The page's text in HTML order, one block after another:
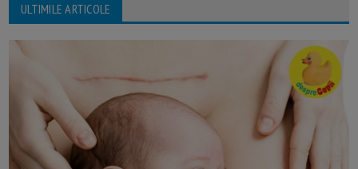
ULTIMILE ARTICOLE